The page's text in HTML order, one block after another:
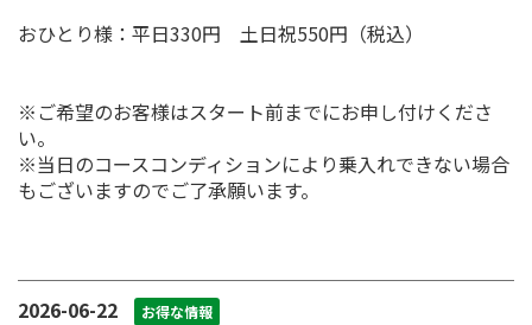
おひとり様：平日330円 土日祝550円（税込）
※ご希望のお客様はスタート前までにお申し付けくださ
い。
※当日のコースコンディションにより乗入れできない場合
もございますのでご了承願います。
2026-06-22 お得な情報